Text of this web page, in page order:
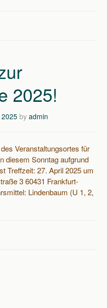
2025!
byadmin
Veranstaltungsortes für
diesem Sonntag aufgrund
Treffzeit: 27. April 2025 um
3 60431 Frankfurt-
Lindenbaum (U 1, 2,